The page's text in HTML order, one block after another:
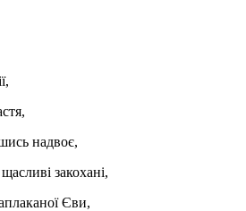
надвоє,
закохані,
Єви,